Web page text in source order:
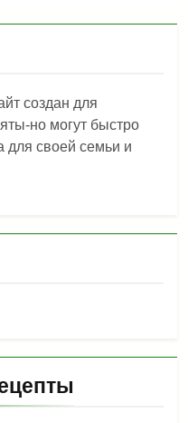
создан для
но могут быстро
для своей семьи и